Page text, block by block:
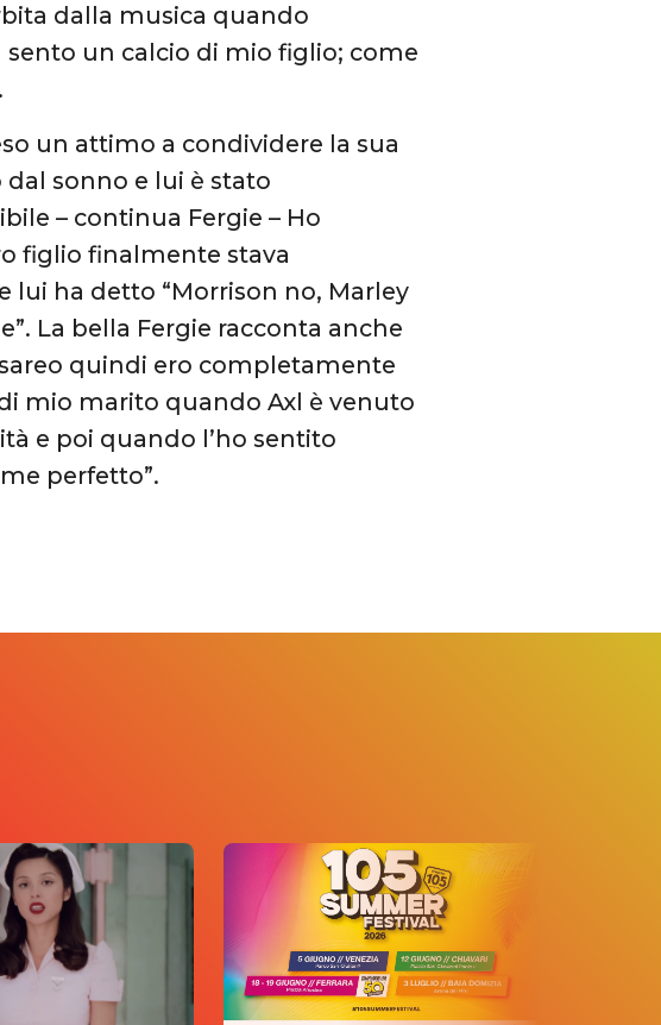
dalla musica quando
un calcio di mio figlio; come
un attimo a condividere la sua
sonno e lui è stato
– continua Fergie – Ho
figlio finalmente stava
lui ha detto “Morrison no, Marley
La bella Fergie racconta anche
quindi ero completamente
mio marito quando Axl è venuto
e poi quando l’ho sentito
perfetto”.